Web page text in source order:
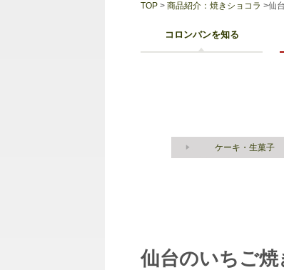
コロンバンを知る
TOP > 商品紹介：焼きショコラ >仙
ケーキ・生菓子
仙台のいちご焼